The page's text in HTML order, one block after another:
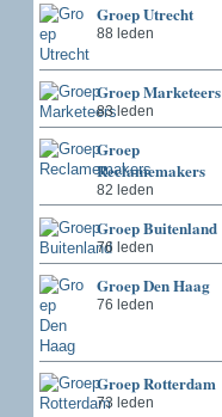
Groep Utrecht
88 leden
Groep Marketeers
83 leden
Groep
Reclamemakers
82 leden
Groep Buitenland
76 leden
Groep Den Haag
76 leden
Groep Rotterdam
73 leden